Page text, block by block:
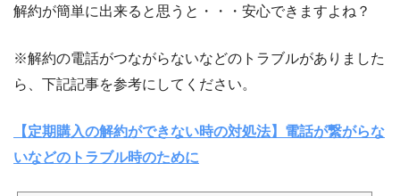
解約が簡単に出来ると思うと・・・安心できますよね？
※解約の電話がつながらないなどのトラブルがありました
ら、下記記事を参考にしてください。
【定期購入の解約ができない時の対処法】電話が繋がらな
いなどのトラブル時のために